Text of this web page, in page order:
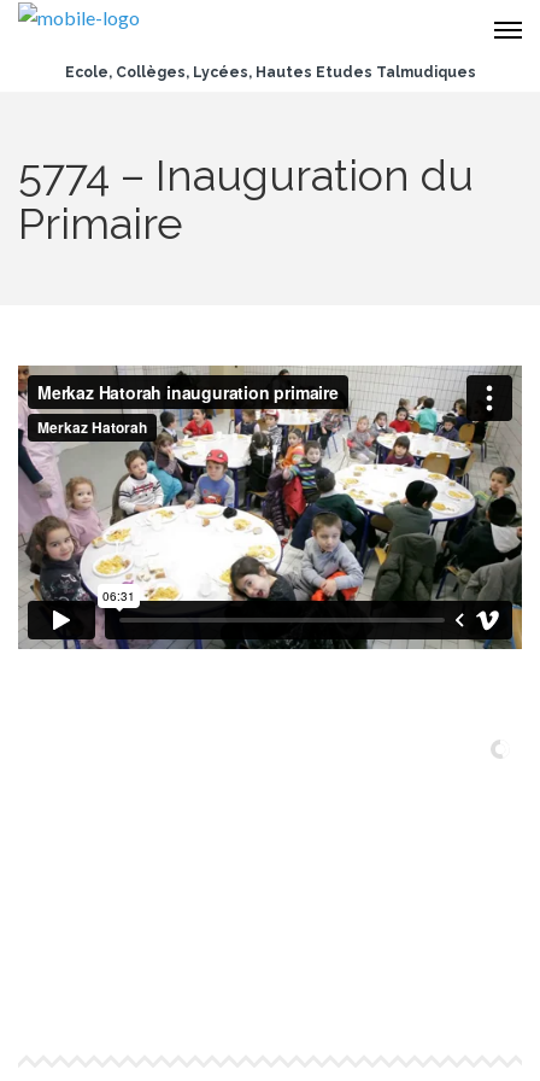
Ecole, Collèges, Lycées, Hautes Etudes Talmudiques
5774 – Inauguration du
Primaire